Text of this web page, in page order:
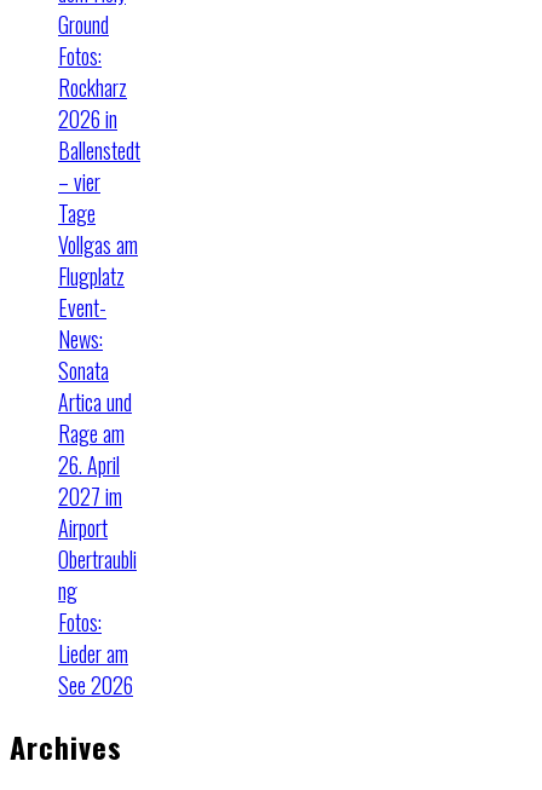
Ground
Fotos:
Rockharz
2026 in
Ballenstedt
– vier
Tage
Vollgas am
Flugplatz
Event-
News:
Sonata
Artica und
Rage am
26. April
2027 im
Airport
Obertraubli
ng
Fotos:
Lieder am
See 2026
Archives